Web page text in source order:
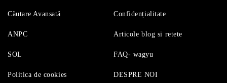
Căutare Avansată Confidențialitate
ANPC
SOL
Politica de cookies
Articole blog si retete
FAQ- wagyu
DESPRE NOI